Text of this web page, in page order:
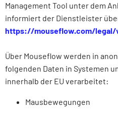
Management Tool unter dem
informiert der Dienst­leister
https://mouseflow.com/
Über Mouseflow werden in
folgenden Daten in Systemen
innerhalb der EU verarbeitet:
Mausbewegungen